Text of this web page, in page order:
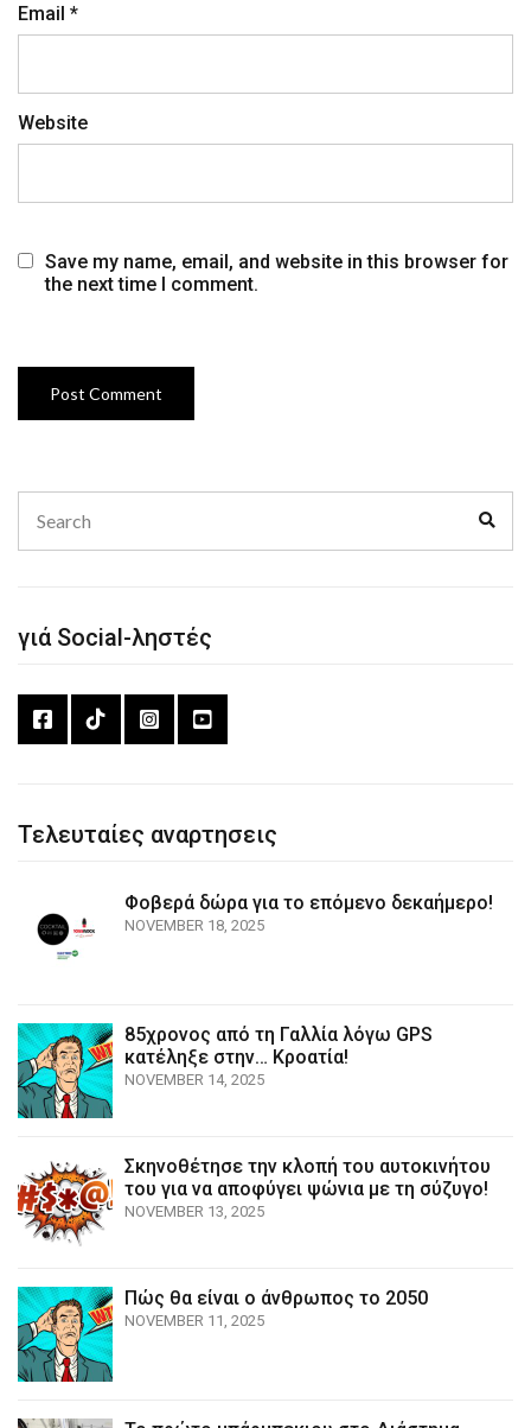
Email *
Website
Save my name, email, and website in this browser for
the next time I comment.
for:
γιά Social-ληστές
Τελευταίες αναρτησεις
Φοβερά δώρα για το επόμενο δεκαήμερο!
NOVEMBER 18, 2025
85χρονος από τη Γαλλία λόγω GPS
κατέληξε στην… Κροατία!
NOVEMBER 14, 2025
Σκηνοθέτησε την κλοπή του αυτοκινήτου
του για να αποφύγει ψώνια με τη σύζυγο!
NOVEMBER 13, 2025
Πώς θα είναι ο άνθρωπος το 2050
NOVEMBER 11, 2025